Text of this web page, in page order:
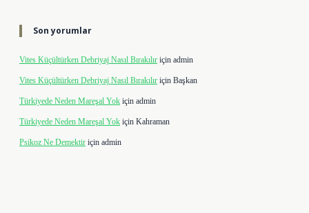
Son yorumlar
Vites Küçültürken Debriyaj Nasıl Bırakılır için admin
Vites Küçültürken Debriyaj Nasıl Bırakılır için Başkan
Türkiyede Neden Mareşal Yok için admin
Türkiyede Neden Mareşal Yok için Kahraman
Psikoz Ne Demektir için admin